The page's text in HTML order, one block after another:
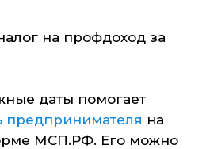
на профдоход за
даты помогает
предпринимателя на
МСП.РФ. Его можно